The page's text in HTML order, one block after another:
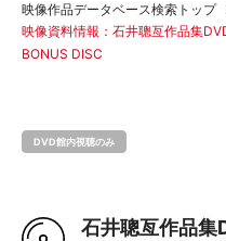
映像作品データベース検索トップ
映像資料情報：石井聰亙作品集
BONUS DISC
DVD館内視聴のみ
石井聰亙作品集